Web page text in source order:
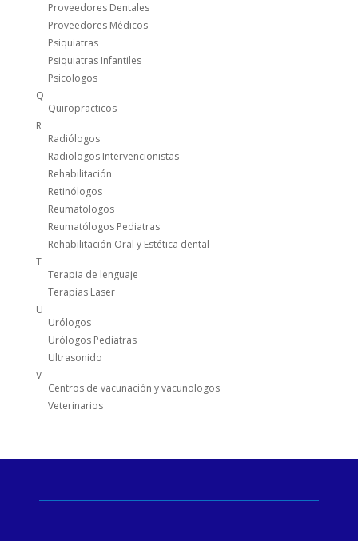
Proveedores Dentales
Proveedores Médicos
Psiquiatras
Psiquiatras Infantiles
Psicologos
Q
Quiropracticos
R
Radiólogos
Radiologos Intervencionistas
Rehabilitación
Retinólogos
Reumatologos
Reumatólogos Pediatras
Rehabilitación Oral y Estética dental
T
Terapia de lenguaje
Terapias Laser
U
Urólogos
Urólogos Pediatras
Ultrasonido
V
Centros de vacunación y vacunologos
Veterinarios